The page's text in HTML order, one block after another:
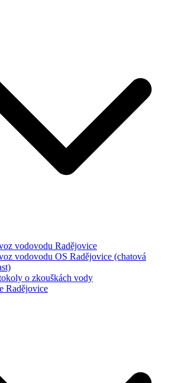
vodovodu Radějovice
vodovodu OS Radějovice (chatová
o zkouškách vody
Radějovice